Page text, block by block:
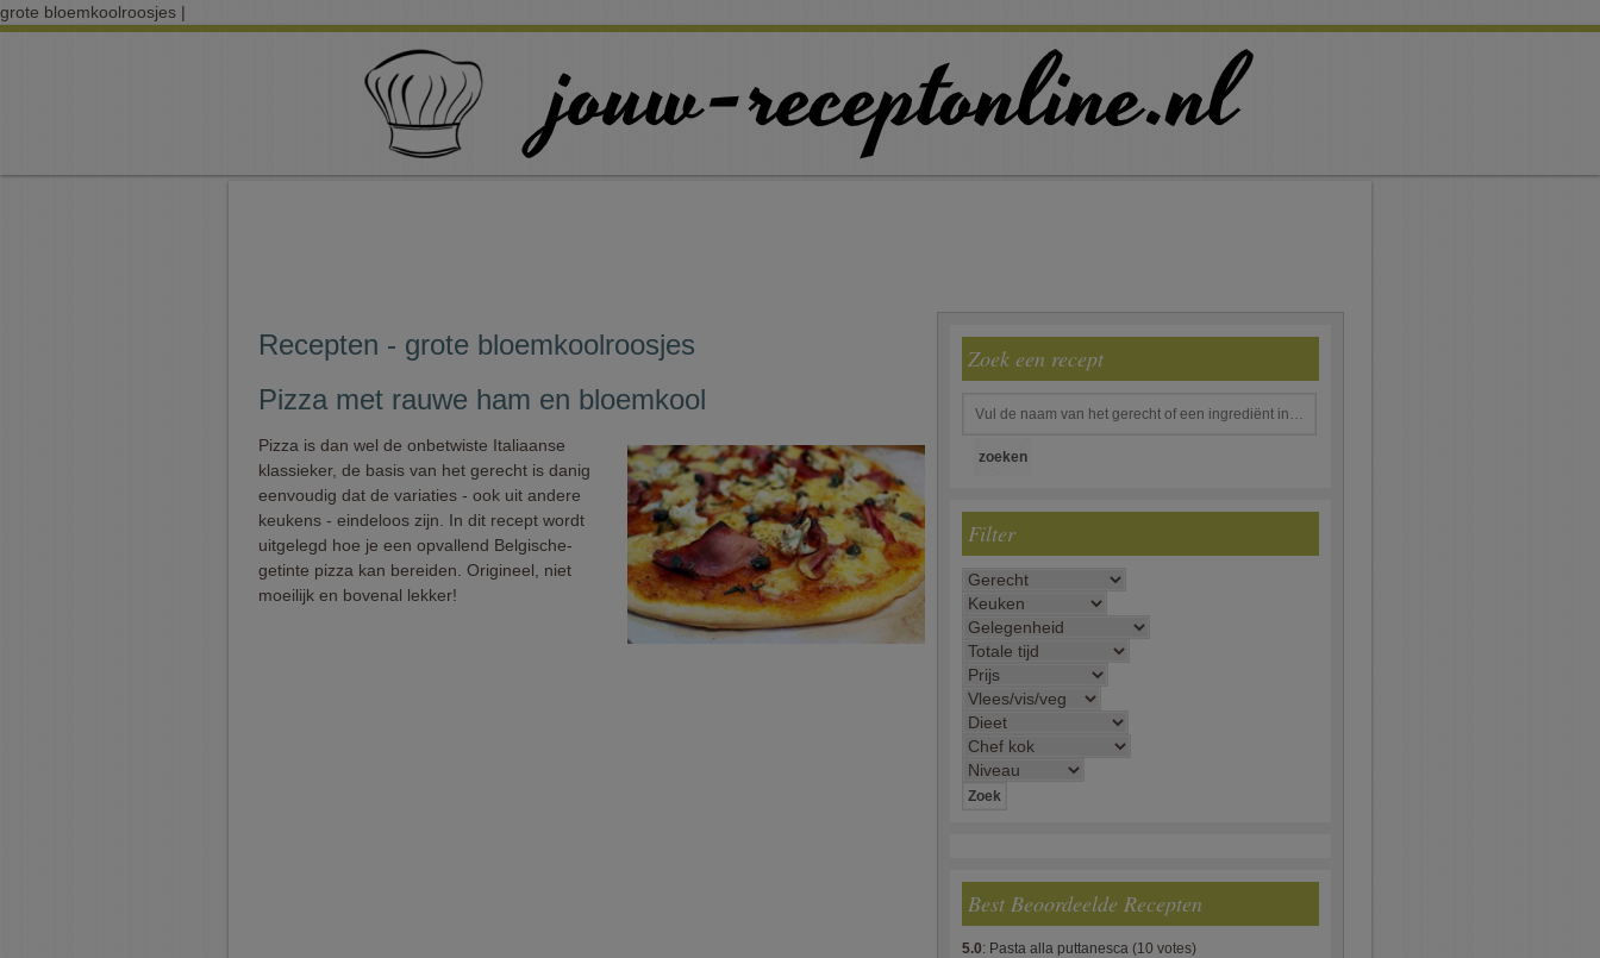
grote bloemkoolroosjes |
Recepten - grote bloemkoolroosjes
Pizza met rauwe ham en bloemkool
Pizza is dan wel de onbetwiste Italiaanse
klassieker, de basis van het gerecht is danig
eenvoudig dat de variaties - ook uit andere
keukens - eindeloos zijn. In dit recept wordt
uitgelegd hoe je een opvallend Belgische-
getinte pizza kan bereiden. Origineel, niet
moeilijk en bovenal lekker!
Zoek een recept
Filter
Best Beoordeelde Recepten
5.0: Pasta alla puttanesca (10 votes)